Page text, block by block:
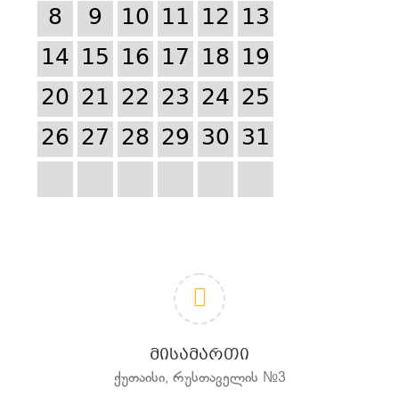
8
9 10 11 12 13
14 15 16 17 18 19
20 21 22 23 24 25
26 27 28 29 30 31
ᲛᲘᲡᲐᲛᲐᲠᲗᲘ
ქუთაისი, რუსთაველის №3